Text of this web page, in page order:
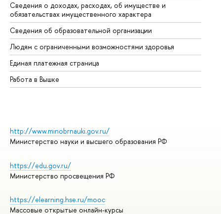
Сведения о доходах, расходах, об имуществе и
обязательствах имущественного характера
Сведения об образовательной организации
Людям с ограниченными возможностями здоровья
Единая платежная страница
Работа в Вышке
http://www.minobrnauki.gov.ru/
Министерство науки и высшего образования РФ
https://edu.gov.ru/
Министерство просвещения РФ
https://elearning.hse.ru/mooc
Массовые открытые онлайн-курсы